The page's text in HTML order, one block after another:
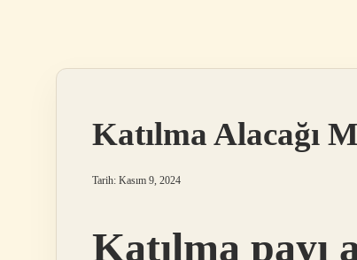
Katılma Alacağı
Tarih: Kasım 9, 2024
Katılma payı